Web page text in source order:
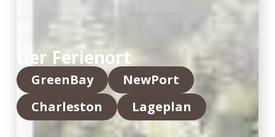
Der Ferienort
GreenBay
NewPort
Charleston
Lageplan